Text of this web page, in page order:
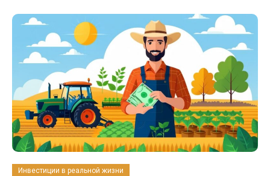
Инвестиции в реальной жизни